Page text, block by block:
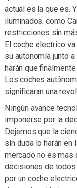
actual es la que es.
iluminados, como
restricciones sin
El coche electrico
su autonomía junto
harán que
Los coches
significaran una
Ningún avance
imponerse por la
Dejemos que la
sin duda lo harán en
mercado no es mas
decisiones de todos
por un coche